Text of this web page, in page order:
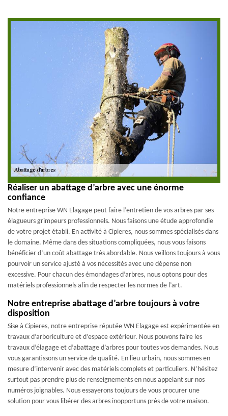
Réaliser un abattage d’arbre avec une énorme
confiance
Notre entreprise WN Elagage peut faire l’entretien de vos arbres par ses
élagueurs grimpeurs professionnels. Nous faisons une étude approfondie
de votre projet établi. En activité à Cipieres, nous sommes spécialisés dans
le domaine. Même dans des situations compliquées, nous vous faisons
bénéficier d’un coût abattage très abordable. Nous veillons toujours à vous
pourvoir un service ajusté à vos nécessités avec une dépense non
excessive. Pour chacun des émondages d’arbres, nous optons pour des
matériels professionnels afin de respecter les normes de l’art.
Notre entreprise abattage d’arbre toujours à votre
disposition
Sise à Cipieres, notre entreprise réputée WN Elagage est expérimentée en
travaux d’arboriculture et d’espace extérieur. Nous pouvons faire les
travaux d’élagage et d’abattage d’arbres pour toutes vos demandes. Nous
vous garantissons un service de qualité. En lieu urbain, nous sommes en
mesure d’intervenir avec des matériels complets et particuliers. N’hésitez
surtout pas prendre plus de renseignements en nous appelant sur nos
numéros joignables. Nous essayerons toujours de vous procurer une
solution pour vous libérer des arbres inopportuns près de votre maison.